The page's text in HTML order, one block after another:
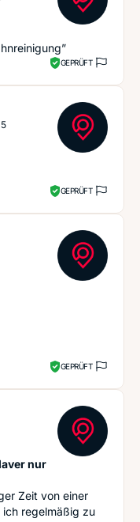
GEPRÜFT
GEPRÜFT
GEPRÜFT
nur
Zeit von einer
ich regelmäßig zu